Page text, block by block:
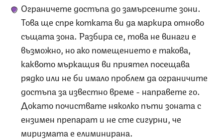
Ограничете достъпа до замърсените зони.
Това ще спре котката ви да маркира отново
същата зона. Разбира се, това не винаги е
възможно, но ако помещението е такова,
каквото мъркащия ви приятел посещава
рядко или не би имало проблем да ограничите
достъпа за известно време - направете го.
Докато почиствате няколко пъти зоната с
ензимен препарат и не сте сигурни, че
миризмата е елиминирана.